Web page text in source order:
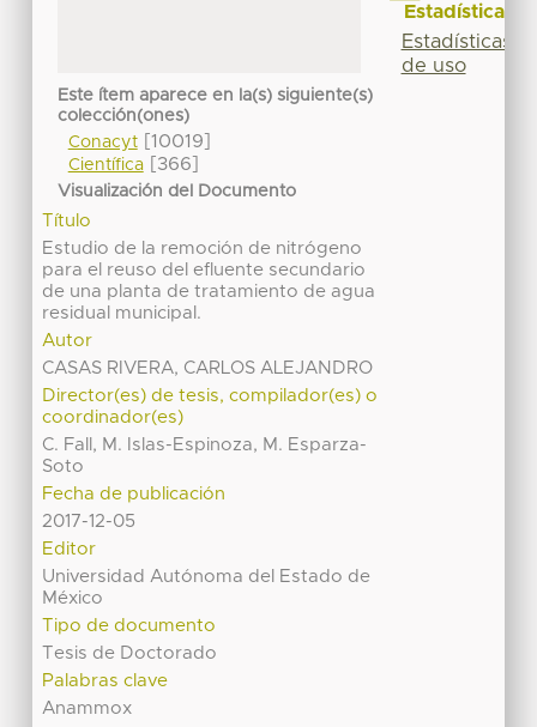
Este ítem aparece en la(s) siguiente(s)
colección(ones)
Conacyt[10019]
Científica[366]
Visualización del Documento
Título
Estudio de la remoción de nitrógeno
para el reuso del efluente secundario
de una planta de tratamiento de agua
residual municipal.
Autor
CASAS RIVERA, CARLOS ALEJANDRO
Director(es) de tesis, compilador(es) o
coordinador(es)
C. Fall, M. Islas-Espinoza, M. Esparza-
Soto
Fecha de publicación
2017-12-05
Editor
Universidad Autónoma del Estado de
México
Tipo de documento
Tesis de Doctorado
Palabras clave
Anammox
Estadísticas
Estadísticas
de uso